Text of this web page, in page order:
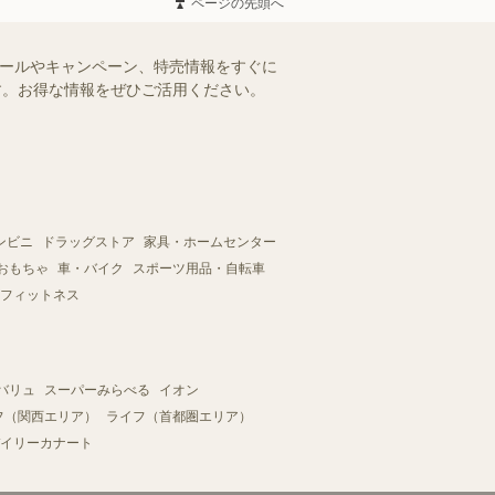
ページの先頭へ
ルやキャンペーン、特売情報をすぐに
お得な情報をぜひご活用ください。
ビニ ドラッグストア
家具・ホームセンター
もちゃ
車・バイク
スポーツ用品・自転車
ィットネス
リュ スーパーみらべる
イオン
関西エリア）
ライフ（首都圏エリア）
リーカナート